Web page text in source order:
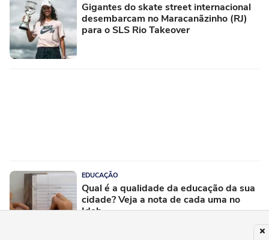
Gigantes do skate street internacional
desembarcam no Maracanãzinho (RJ)
para o SLS Rio Takeover
EDUCAÇÃO
Qual é a qualidade da educação da sua
cidade? Veja a nota de cada uma no
Ideb